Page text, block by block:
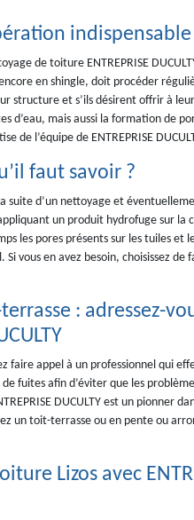
indispensable
de toiture ENTREPRISE
en shingle, doit procéder
structure et s’ils désirent offrir à
d’eau, mais aussi la formation de
de l’équipe de ENTREPRISE
faut savoir ?
d’un nettoyage et
un produit hydrofuge sur la
les pores présents sur les tuiles et
vous en avez besoin, choisissez de
: adressez-
faire appel à un professionnel qui
fuites afin d’éviter que les
DUCULTY est un pionner
un toit-terrasse ou en pente ou
Lizos avec